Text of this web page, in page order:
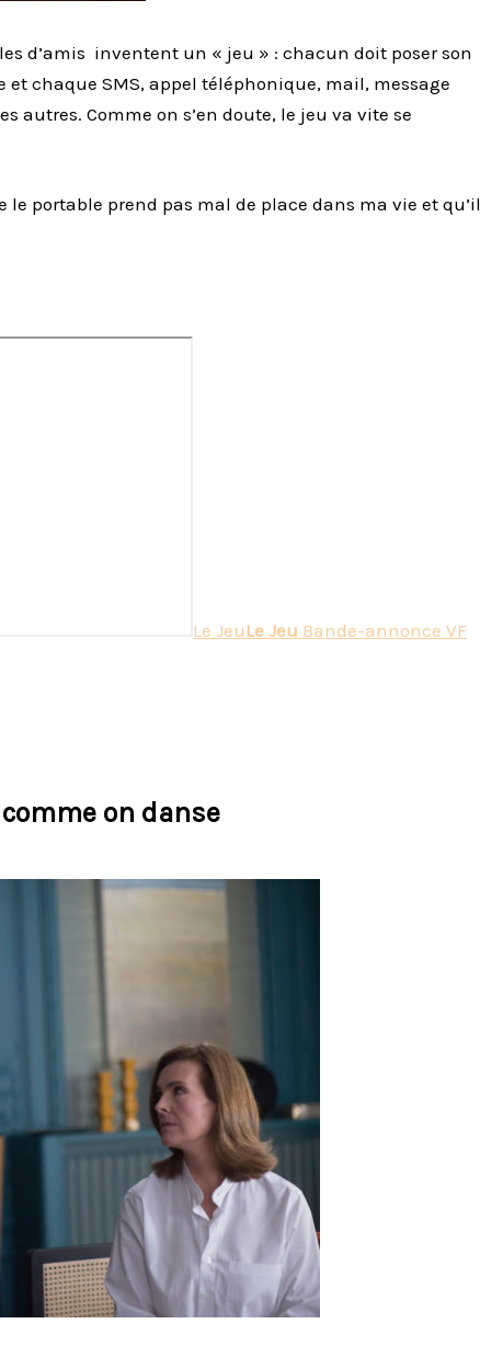
d’amis inventent un « jeu » : chacun doit poser son
chaque SMS, appel téléphonique, mail, message
autres. Comme on s’en doute, le jeu va vite se
le portable prend pas mal de place dans ma vie et qu’il
Le JeuLe Jeu Bande-annonce VF
comme on danse